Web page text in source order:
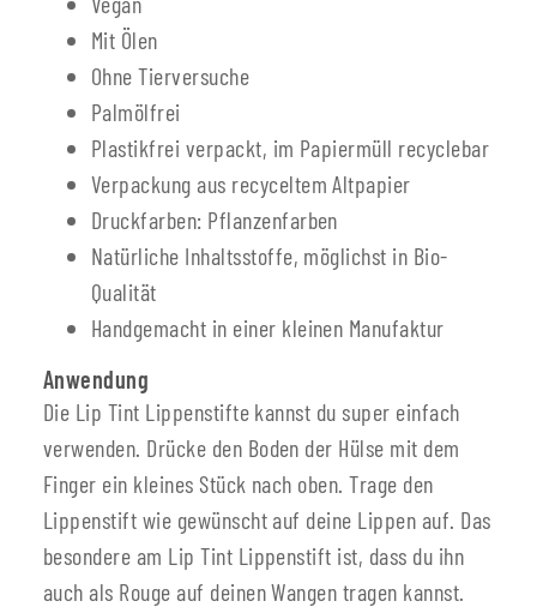
Mit Ölen
Ohne Tierversuche
Palmölfrei
Plastikfrei verpackt, im Papiermüll recyclebar
Verpackung aus recyceltem Altpapier
Druckfarben: Pflanzenfarben
Natürliche Inhaltsstoffe, möglichst in Bio-
Qualität
Handgemacht in einer kleinen Manufaktur
Anwendung
Die Lip Tint Lippenstifte kannst du super einfach
verwenden. Drücke den Boden der Hülse mit dem
Finger ein kleines Stück nach oben. Trage den
Lippenstift wie gewünscht auf deine Lippen auf. Das
besondere am Lip Tint Lippenstift ist, dass du ihn
auch als Rouge auf deinen Wangen tragen kannst.